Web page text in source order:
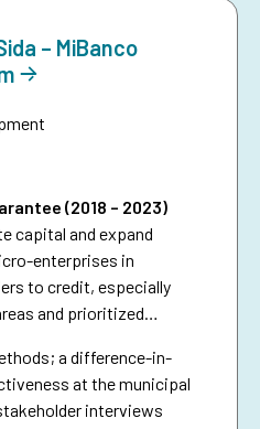
– MiBanco
(2018 – 2023)
capital and expand
enterprises in
to credit, especially
and prioritized
a difference-in-
at the municipal
interviews